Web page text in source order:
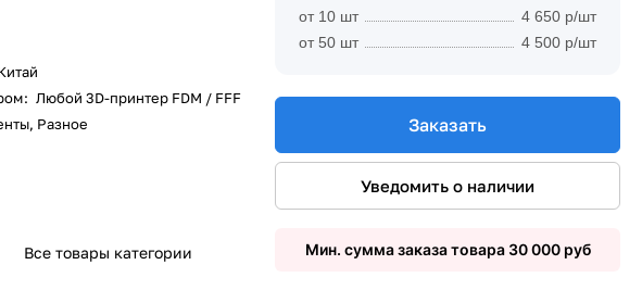
: Любой 3D-принтер FDM / FFF
Разное
Все товары категории
от 10 шт
4 650 р/шт
от 50 шт
4 500 р/шт
Заказать
Уведомить о наличии
Мин. сумма заказа товара 30 000 руб